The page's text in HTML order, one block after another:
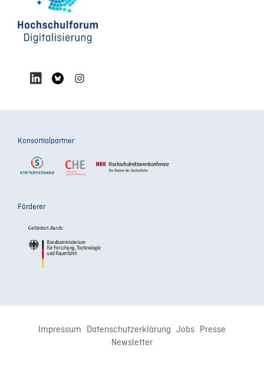
Konsortialpartner
Förderer
Impressum Datenschutzerklärung Jobs Presse
Newsletter